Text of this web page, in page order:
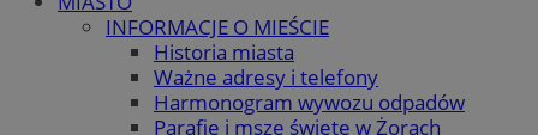
INFORMACJE O MIEŚCIE
Historia miasta
Ważne adresy i telefony
Harmonogram wywozu odpadów
Parafie i msze święte w Żorach